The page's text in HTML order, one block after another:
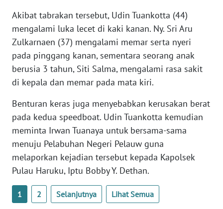
Akibat tabrakan tersebut, Udin Tuankotta (44)
mengalami luka lecet di kaki kanan. Ny. Sri Aru
Zulkarnaen (37) mengalami memar serta nyeri
pada pinggang kanan, sementara seorang anak
berusia 3 tahun, Siti Salma, mengalami rasa sakit
di kepala dan memar pada mata kiri.
Benturan keras juga menyebabkan kerusakan berat
pada kedua speedboat. Udin Tuankotta kemudian
meminta Irwan Tuanaya untuk bersama-sama
menuju Pelabuhan Negeri Pelauw guna
melaporkan kejadian tersebut kepada Kapolsek
Pulau Haruku, Iptu Bobby Y. Dethan.
1 2 Selanjutnya Lihat Semua
WN
SERAMBI
WN
JAMBI
WN
NTB
WN
SULTENG